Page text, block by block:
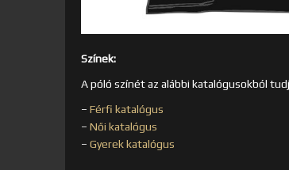
Színek:
A póló színét az alábbi katalógusokból
– Férfi katalógus
– Női katalógus
– Gyerek katalógus